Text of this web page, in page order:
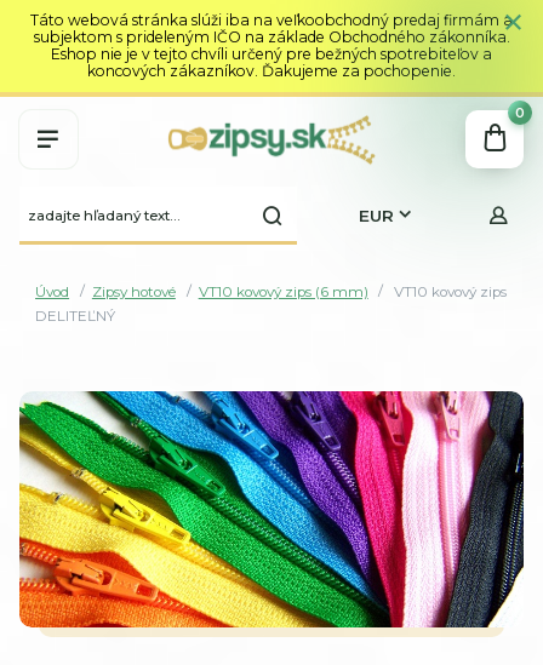
Táto webová stránka slúži iba na veľkoobchodný predaj firmám a
subjektom s prideleným IČO na základe Obchodného zákonníka.
Eshop nie je v tejto chvíli určený pre bežných spotrebiteľov a
koncových zákazníkov. Ďakujeme za pochopenie.
EUR
0
Úvod Zipsy hotové VT10 kovový zips (6 mm)
VT10 kovový zips
DELITEĽNÝ